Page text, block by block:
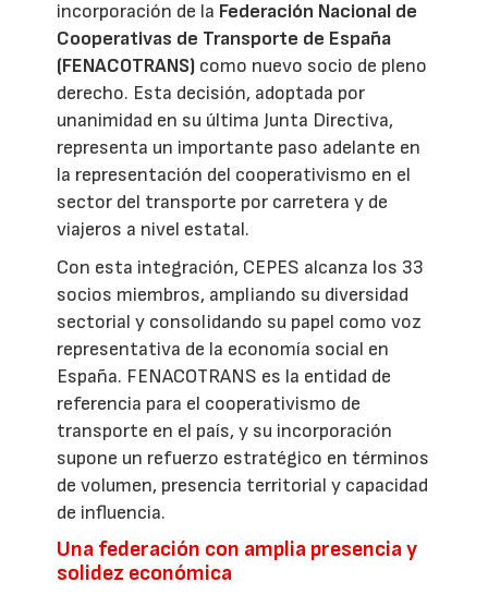
incorporación de la Federación Nacional de
Cooperativas de Transporte de España
(FENACOTRANS) como nuevo socio de pleno
derecho. Esta decisión, adoptada por
unanimidad en su última Junta Directiva,
representa un importante paso adelante en
la representación del cooperativismo en el
sector del transporte por carretera y de
viajeros a nivel estatal.
Con esta integración, CEPES alcanza los 33
socios miembros, ampliando su diversidad
sectorial y consolidando su papel como voz
representativa de la economía social en
España. FENACOTRANS es la entidad de
referencia para el cooperativismo de
transporte en el país, y su incorporación
supone un refuerzo estratégico en términos
de volumen, presencia territorial y capacidad
de influencia.
Una federación con amplia presencia y
solidez económica